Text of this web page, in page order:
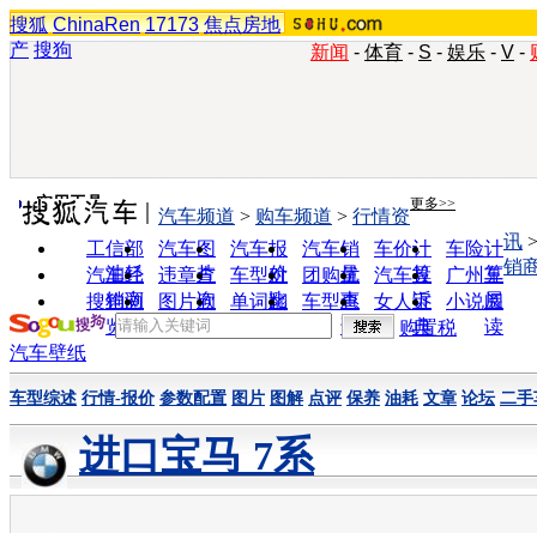
搜狐 ChinaRen 17173 焦点房地
产 搜狗 新闻 - 体育 - S - 娱乐 - V -
实用工具 更多>>
工信部
油耗
汽车图
片
汽车报
价
汽车销
量
车价计
算
车险计
算
汽车经
销商
违章查
询
车型对
比
团购优
惠
汽车投
诉
广州车
展
搜狗浏
览器
图片欣
赏
单词翻
车型查
询
女人宝
典
小说阅
读
汽车频道 > 购车频道 > 行情资
讯
销
购置税
汽车壁纸
车型综述 行情-报价 参数配置 图片 图解 点评 保养 油耗 文章 论坛 二手
进口宝马 7系